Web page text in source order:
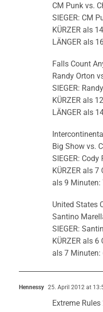
CM Punk vs.
SIEGER: CM
KÜRZER als
LÄNGER als
Falls Count
Randy Orton
SIEGER:
KÜRZER als
LÄNGER als
Big Show vs.
SIEGER: Cody
KÜRZER als 7
als 9 Minuten:
United States
Santino
SIEGER:
KÜRZER als 6
als 7 Minuten:
Hennessy 25. April 2012 at
Extreme Rules